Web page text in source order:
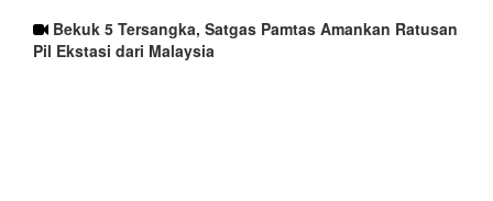
Bekuk 5 Tersangka, Satgas Pamtas Amankan Ratusan
Pil Ekstasi dari Malaysia